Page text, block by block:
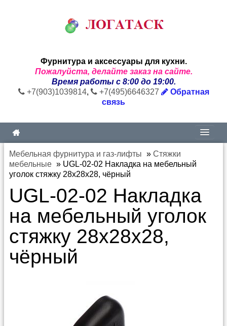
Фурнитура и аксессуары для кухни.
Пожалуйста, делайте заказ на сайте.
Время работы с 8:00 до 19:00.
+7(903)1039814, +7(495)6646327
Обратная
связь
Мебельная фурнитура и газ-лифты » Стяжки
мебельные » UGL-02-02 Накладка на мебельный
уголок стяжку 28х28х28, чёрный
UGL-02-02 Накладка
на мебельный уголок
стяжку 28х28х28,
чёрный